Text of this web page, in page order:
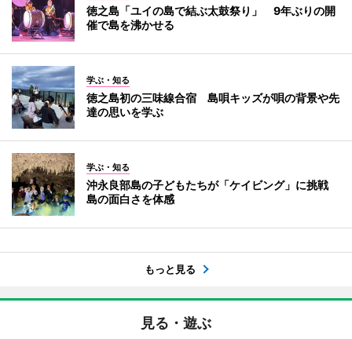
徳之島「ユイの島で結ぶ太鼓祭り」 9年ぶりの開
催で島を沸かせる
学ぶ・知る
徳之島初の三味線合宿 島唄キッズが唄の背景や先
達の思いを学ぶ
学ぶ・知る
沖永良部島の子どもたちが「ケイビング」に挑戦
島の面白さを体感
もっと見る
見る・遊ぶ